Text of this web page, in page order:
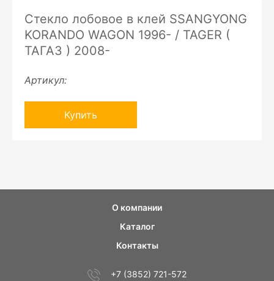
Стекло лобовое в клей SSANGYONG
KORANDO WAGON 1996- / TAGER (
ТАГАЗ ) 2008-
Артикул:
Купить
О компании
Каталог
Контакты
+7 (3852) 721-572